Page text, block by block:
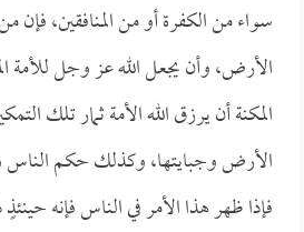
سواء من الكفرة أو من المنافقين، فإن
الأرض، وأن يجعل الله عز وجل للأمة
المكنة أن يرزق الله الأمة ثمار تلك
الأرض وجبايتها، وكذلك حكم الناس
فإذا ظهر هذا الأمر في الناس فإنه